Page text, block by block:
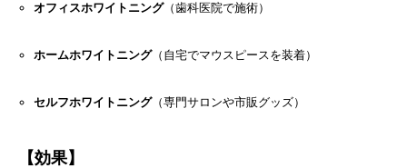
オフィスホワイトニング（歯科医院で施術）
ホームホワイトニング（自宅でマウスピースを装着）
セルフホワイトニング（専門サロンや市販グッズ）
【効果】